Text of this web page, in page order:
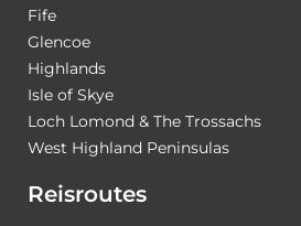
Fife
Glencoe
Highlands
Isle of Skye
Loch Lomond & The Trossachs
West Highland Peninsulas
Reisroutes